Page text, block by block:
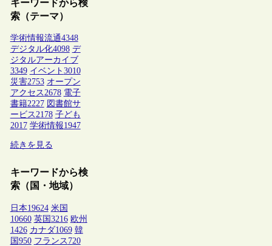
キーワードから検
索（テーマ）
学術情報流通4348
デジタル化4098 デ
ジタルアーカイブ
3349 イベント 3010
災害2753 オープン
アクセス2678 電子
書籍2227 図書館サ
ービス2178 子ども
2017 学術情報1947
続きを見る
キーワードから検
索（国・地域）
日本19624 米国
10660 英国 3216 欧州
1426 カナダ1069 韓
国 950 フランス 720